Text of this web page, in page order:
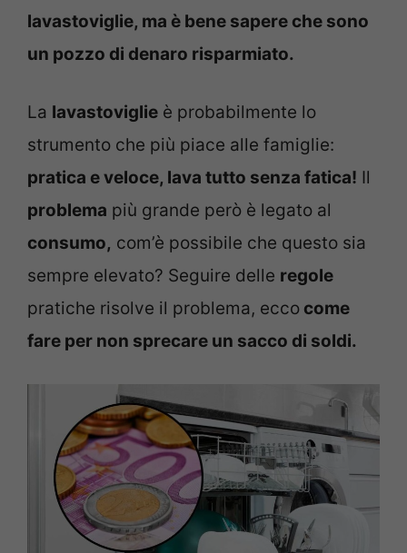
lavastoviglie, ma è bene sapere che sono
un pozzo di denaro risparmiato.
La lavastoviglie è probabilmente lo
strumento che più piace alle famiglie:
pratica e veloce, lava tutto senza fatica! Il
problema più grande però è legato al
consumo, com’è possibile che questo sia
sempre elevato? Seguire delle regole
pratiche risolve il problema, ecco come
fare per non sprecare un sacco di soldi.